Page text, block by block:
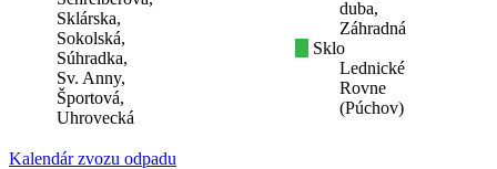
Sklárska,
Sokolská,
Súhradka,
Sv. Anny,
Športová,
Uhrovecká
duba,
Záhradná
Sklo
Lednické
Rovne
(Púchov)
Kalendár zvozu odpadu